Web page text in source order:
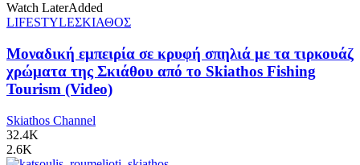
Watch LaterAdded
LIFESTYLEΣΚΙΑΘΟΣ
Μοναδική εμπειρία σε κρυφή σπηλιά με τα τιρκουάζ
χρώματα της Σκιάθου από το Skiathos Fishing
Tourism (Video)
Skiathos Channel
32.4K
2.6K